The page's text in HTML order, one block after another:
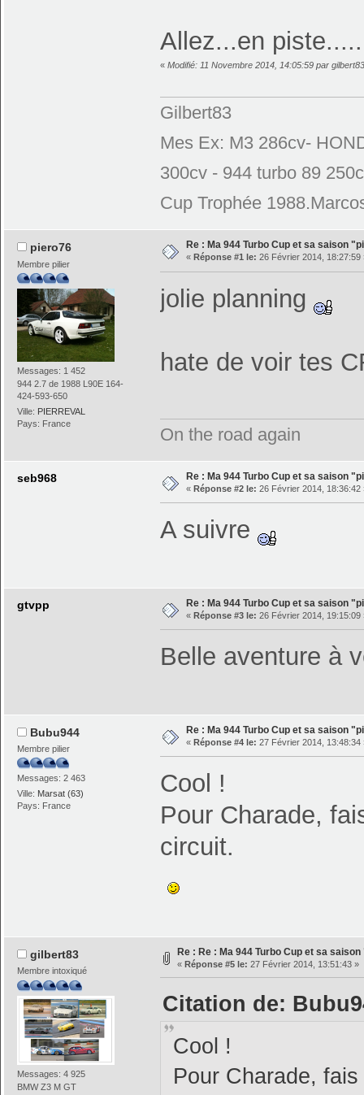
Allez...en
« Modifié: 11 Novembre 2014, 14:05:59 par gilbert83
Gilbert83
Mes Ex: M3 286cv-
300cv - 944 turbo 89
Cup Trophée
piero76
Membre pilier
Messages: 1 452
944 2.7 de 1988 L90E 164-
424-593-650
Ville: PIERREVAL
Pays: France
Re : Ma 944 Turbo Cup et sa saison
« Réponse #1 le: 26 Février 2014, 18:27:59
jolie planning
hate de voir tes
On the road again
seb968 Re : Ma 944 Turbo Cup et sa saison
« Réponse #2 le: 26 Février 2014, 18:36:42
A suivre
gtvpp Re : Ma 944 Turbo Cup et sa saison
« Réponse #3 le: 26 Février 2014, 19:15:09
Belle aventure à
Bubu944
Membre pilier
Messages: 2 463
Ville: Marsat (63)
Pays: France
Re : Ma 944 Turbo Cup et sa saison
« Réponse #4 le: 27 Février 2014, 13:48:34
Cool !
Pour Charade,
circuit.
gilbert83
Membre intoxiqué
Messages: 4 925
BMW Z3 M GT
Re : Re : Ma 944 Turbo Cup et sa
« Réponse #5 le: 27 Février 2014, 13:51:43 »
Citation de:
Cool !
Pour Charade,